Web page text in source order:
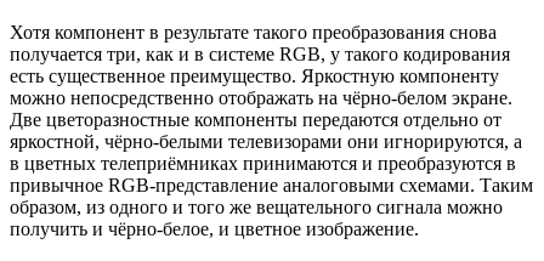
Хотя компонент в результате такого преобразования снова
получается три, как и в системе RGB, у такого кодирования
есть существенное преимущество. Яркостную компоненту
можно непосредственно отображать на чёрно-белом экране.
Две цветоразностные компоненты передаются отдельно от
яркостной, чёрно-белыми телевизорами они игнорируются, а
в цветных телеприёмниках принимаются и преобразуются в
привычное RGB-представление аналоговыми схемами. Таким
образом, из одного и того же вещательного сигнала можно
получить и чёрно-белое, и цветное изображение.